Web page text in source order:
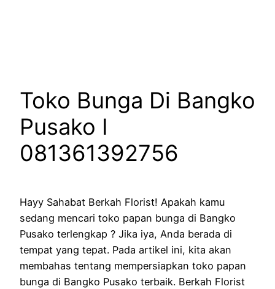
Toko Bunga Di Bangko
Pusako I
081361392756
Hayy Sahabat Berkah Florist! Apakah kamu
sedang mencari toko papan bunga di Bangko
Pusako terlengkap ? Jika iya, Anda berada di
tempat yang tepat. Pada artikel ini, kita akan
membahas tentang mempersiapkan toko papan
bunga di Bangko Pusako terbaik. Berkah Florist